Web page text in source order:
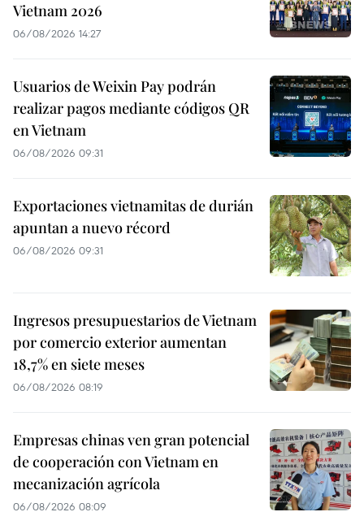
Vietnam 2026
06/08/2026 14:27
Usuarios de Weixin Pay podrán
realizar pagos mediante códigos QR
en Vietnam
06/08/2026 09:31
Exportaciones vietnamitas de durián
apuntan a nuevo récord
06/08/2026 09:31
Ingresos presupuestarios de Vietnam
por comercio exterior aumentan
18,7% en siete meses
06/08/2026 08:19
Empresas chinas ven gran potencial
de cooperación con Vietnam en
mecanización agrícola
06/08/2026 08:09